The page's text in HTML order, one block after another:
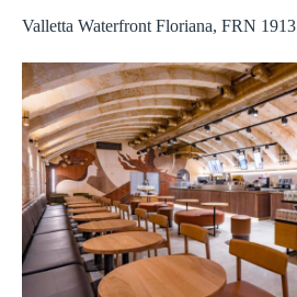
Valletta Waterfront Floriana, FRN 1913